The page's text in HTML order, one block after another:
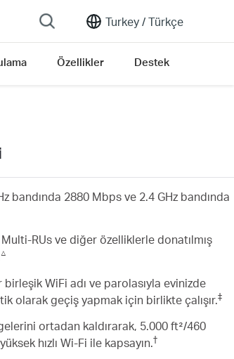
Turkey /Türkçe
Özellikler Destek
bandında 2880 Mbps ve 2.4 GHz bandında
RUs ve diğer özelliklerle donatılmış
△
birleşik WiFi adı ve parolasıyla evinizde
olarak geçiş yapmak için birlikte çalışır.‡
ortadan kaldırarak, 5.000 ft²/460
hızlı Wi-Fi ile kapsayın.†